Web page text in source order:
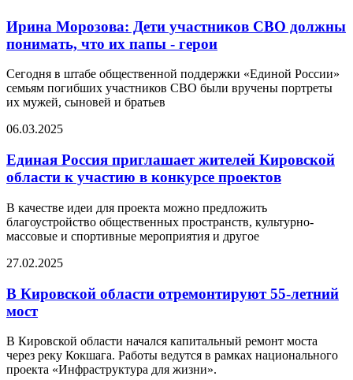
Ирина Морозова: Дети участников СВО должны
понимать, что их папы - герои
Сегодня в штабе общественной поддержки «Единой России»
семьям погибших участников СВО были вручены портреты
их мужей, сыновей и братьев
06.03.2025
Единая Россия приглашает жителей Кировской
области к участию в конкурсе проектов
В качестве идеи для проекта можно предложить
благоустройство общественных пространств, культурно-
массовые и спортивные мероприятия и другое
27.02.2025
В Кировской области отремонтируют 55-летний
мост
В Кировской области начался капитальный ремонт моста
через реку Кокшага. Работы ведутся в рамках национального
проекта «Инфраструктура для жизни».